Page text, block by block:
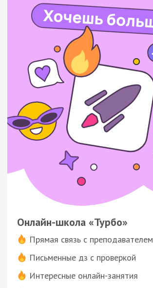
Онлайн-школа «Турбо»
Прямая связь с преподавателем
Письменные дз с проверкой
Интересные онлайн-занятия